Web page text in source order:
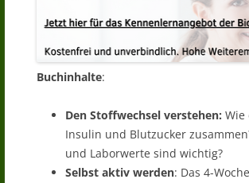
Buchinhalte:
Den Stoffwechsel verstehen: Wie
Insulin und Blutzucker
und Laborwerte sind wichtig?
Selbst aktiv werden: Das 4-